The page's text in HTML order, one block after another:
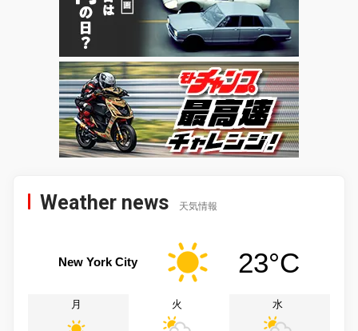
Weather news 天気情報
New York City 23°C
月 火 水